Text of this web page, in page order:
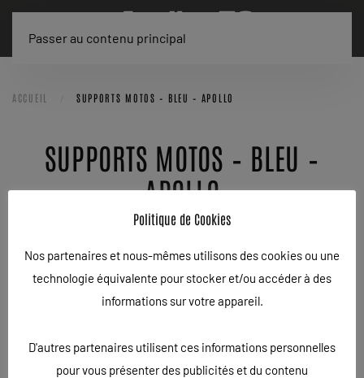
Passer au contenu principal
ACCUEIL SUPPORTS MOTOS – BLEU – APOLLO
SUPPORTS MOTOS – BLEU –
APOLLO
ÉCRIT LE
Politique de Cookies
Nos partenaires et nous-mêmes utilisons des cookies ou une
technologie équivalente pour stocker et/ou accéder à des
informations sur votre appareil.
D'autres partenaires utilisent ces informations personnelles
pour vous présenter des publicités et du contenu